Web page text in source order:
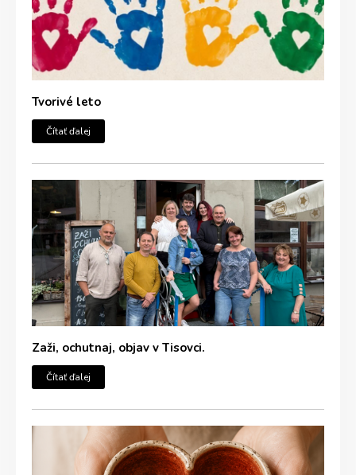
Tvorivé leto
Čítať ďalej
Zaži, ochutnaj, objav v Tisovci.
Čítať ďalej